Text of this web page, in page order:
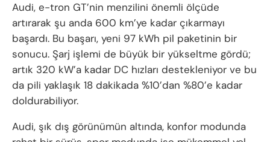
Audi, e-tron GT’nin menzilini önemli ölçüde
artırarak şu anda 600 km’ye kadar çıkarmayı
başardı. Bu başarı, yeni 97 kWh pil paketinin bir
sonucu. Şarj işlemi de büyük bir yükseltme gördü;
artık 320 kW’a kadar DC hızları destekleniyor ve bu
da pili yaklaşık 18 dakikada %10’dan %80’e kadar
doldurabiliyor.
Audi, şık dış görünümün altında, konfor modunda